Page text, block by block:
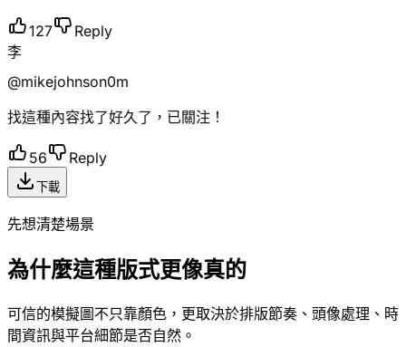
127
Reply
李
@mikejohnson0m
找這種內容找了好久了，已關注！
56 Reply
下載
先想清楚場景
為什麼這種版式更像真的
可信的模擬圖不只靠顏色，更取決於排版節奏、頭像處理、時
間資訊與平台細節是否自然。